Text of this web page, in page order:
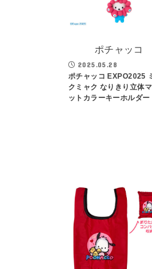
ポチャッコ
2025.05.28
ポチャッコ EXPO2025
クミャク なりきり立体
ットカラーキーホルダー